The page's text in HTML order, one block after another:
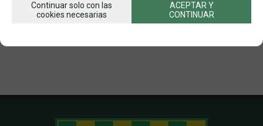
Continuar solo con las
cookies necesarias
ACEPTAR Y
CONTINUAR